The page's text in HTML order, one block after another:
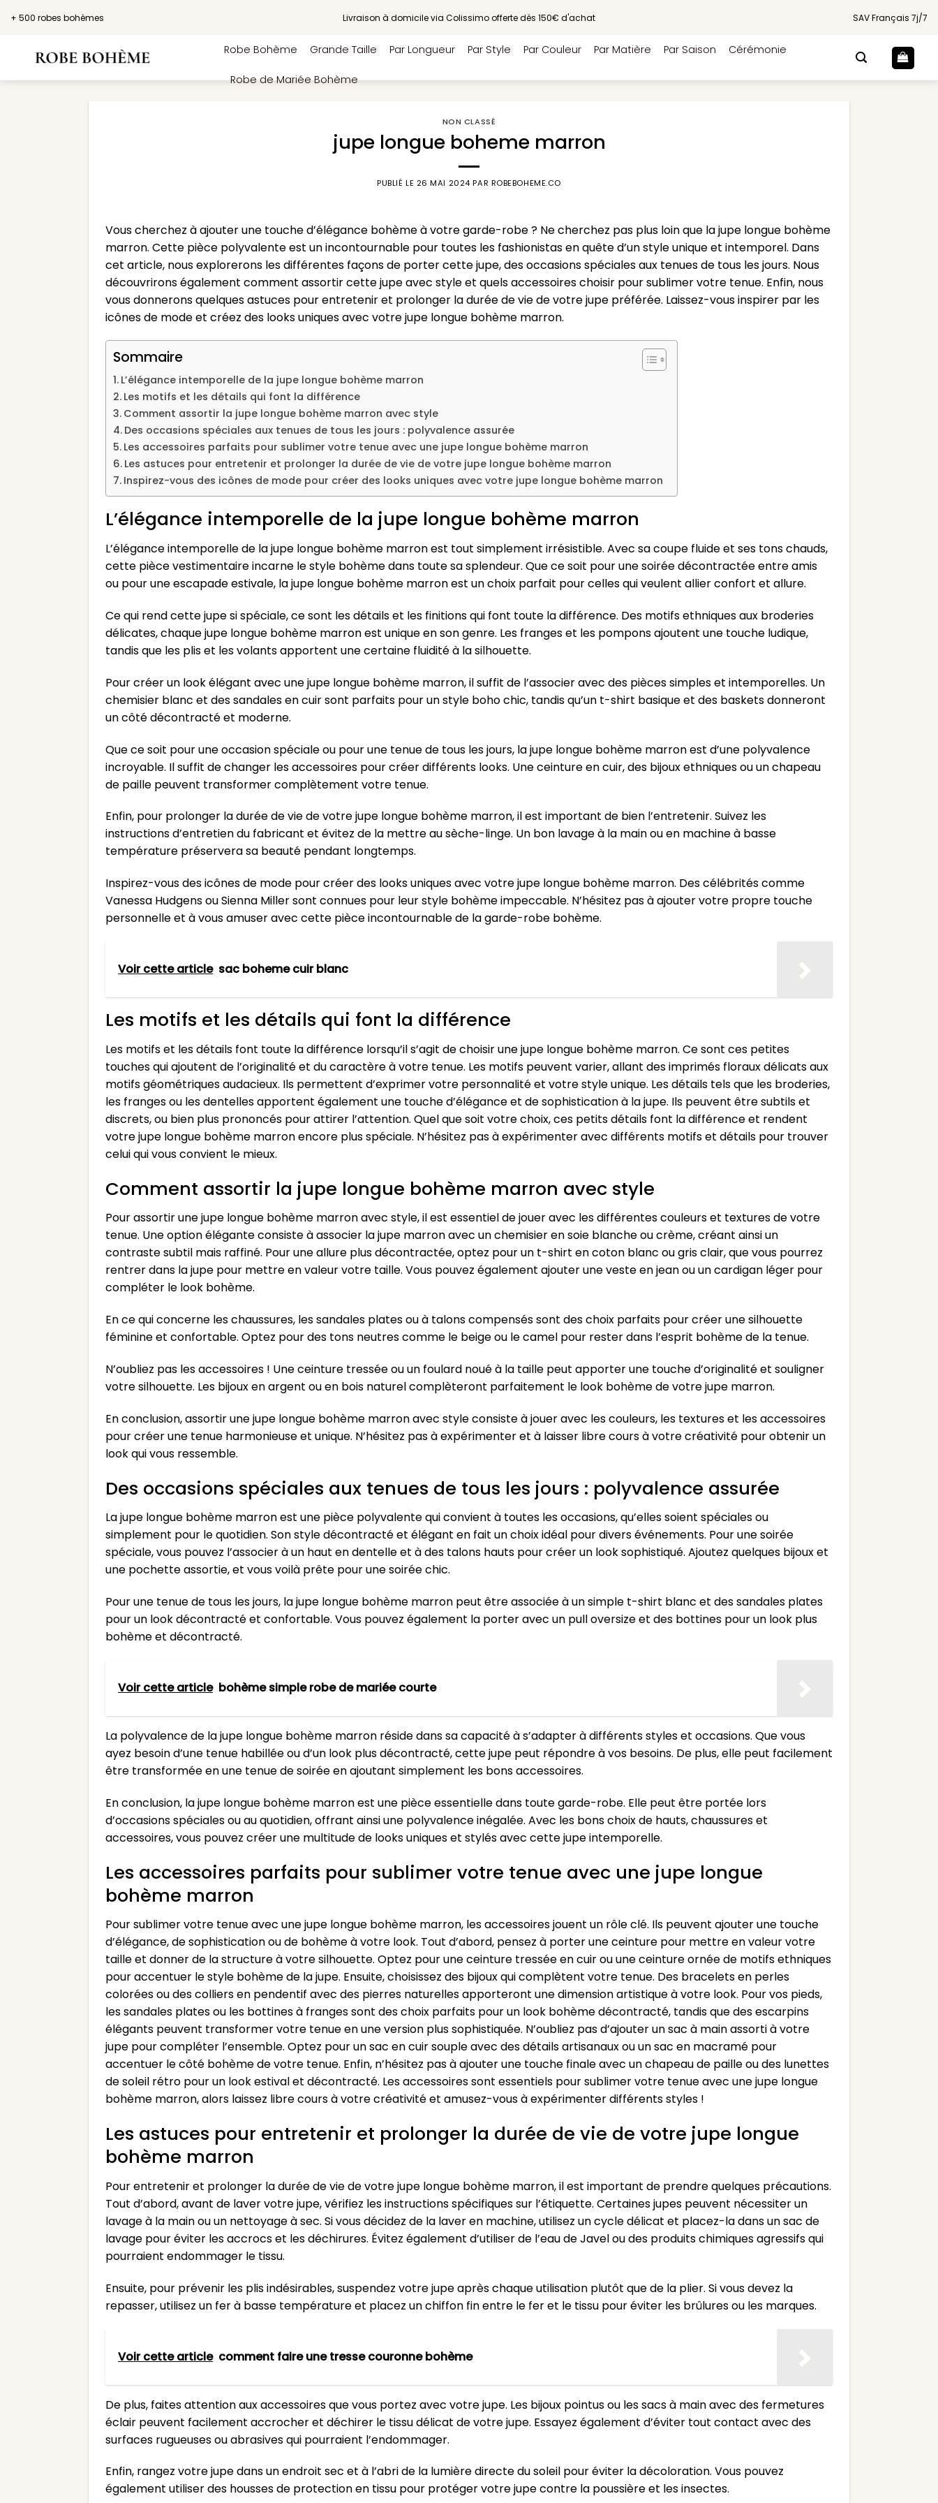
+ 500 robes bohèmes Livraison à domicile via Colissimo offerte dès 150€ d'achat SAV Français 7j/7
Robe Bohème Grande Taille Par Longueur Par Style Par Couleur Par Matière Par Saison Cérémonie
Robe de Mariée Bohème
NON CLASSÉ
jupe longue boheme marron
PUBLIÉ LE 26 MAI 2024 PAR ROBEBOHEME.CO
Vous cherchez à ajouter une touche d’élégance bohème à votre garde-robe ? Ne cherchez pas plus loin que la jupe longue bohème
marron. Cette pièce polyvalente est un incontournable pour toutes les fashionistas en quête d’un style unique et intemporel. Dans
cet article, nous explorerons les différentes façons de porter cette jupe, des occasions spéciales aux tenues de tous les jours. Nous
découvrirons également comment assortir cette jupe avec style et quels accessoires choisir pour sublimer votre tenue. Enfin, nous
vous donnerons quelques astuces pour entretenir et prolonger la durée de vie de votre jupe préférée. Laissez-vous inspirer par les
icônes de mode et créez des looks uniques avec votre jupe longue bohème marron.
Sommaire
L’élégance intemporelle de la jupe longue bohème marron
Les motifs et les détails qui font la différence
Comment assortir la jupe longue bohème marron avec style
Des occasions spéciales aux tenues de tous les jours : polyvalence assurée
Les accessoires parfaits pour sublimer votre tenue avec une jupe longue bohème marron
Les astuces pour entretenir et prolonger la durée de vie de votre jupe longue bohème marron
Inspirez-vous des icônes de mode pour créer des looks uniques avec votre jupe longue bohème marron
L’élégance intemporelle de la jupe longue bohème marron
L’élégance intemporelle de la jupe longue bohème marron est tout simplement irrésistible. Avec sa coupe fluide et ses tons chauds,
cette pièce vestimentaire incarne le style bohème dans toute sa splendeur. Que ce soit pour une soirée décontractée entre amis
ou pour une escapade estivale, la jupe longue bohème marron est un choix parfait pour celles qui veulent allier confort et allure.
Ce qui rend cette jupe si spéciale, ce sont les détails et les finitions qui font toute la différence. Des motifs ethniques aux broderies
délicates, chaque jupe longue bohème marron est unique en son genre. Les franges et les pompons ajoutent une touche ludique,
tandis que les plis et les volants apportent une certaine fluidité à la silhouette.
Pour créer un look élégant avec une jupe longue bohème marron, il suffit de l’associer avec des pièces simples et intemporelles. Un
chemisier blanc et des sandales en cuir sont parfaits pour un style boho chic, tandis qu’un t-shirt basique et des baskets donneront
un côté décontracté et moderne.
Que ce soit pour une occasion spéciale ou pour une tenue de tous les jours, la jupe longue bohème marron est d’une polyvalence
incroyable. Il suffit de changer les accessoires pour créer différents looks. Une ceinture en cuir, des bijoux ethniques ou un chapeau
de paille peuvent transformer complètement votre tenue.
Enfin, pour prolonger la durée de vie de votre jupe longue bohème marron, il est important de bien l’entretenir. Suivez les
instructions d’entretien du fabricant et évitez de la mettre au sèche-linge. Un bon lavage à la main ou en machine à basse
température préservera sa beauté pendant longtemps.
Inspirez-vous des icônes de mode pour créer des looks uniques avec votre jupe longue bohème marron. Des célébrités comme
Vanessa Hudgens ou Sienna Miller sont connues pour leur style bohème impeccable. N’hésitez pas à ajouter votre propre touche
personnelle et à vous amuser avec cette pièce incontournable de la garde-robe bohème.
Voir cette article sac boheme cuir blanc
Les motifs et les détails qui font la différence
Les motifs et les détails font toute la différence lorsqu’il s’agit de choisir une jupe longue bohème marron. Ce sont ces petites
touches qui ajoutent de l’originalité et du caractère à votre tenue. Les motifs peuvent varier, allant des imprimés floraux délicats aux
motifs géométriques audacieux. Ils permettent d’exprimer votre personnalité et votre style unique. Les détails tels que les broderies,
les franges ou les dentelles apportent également une touche d’élégance et de sophistication à la jupe. Ils peuvent être subtils et
discrets, ou bien plus prononcés pour attirer l’attention. Quel que soit votre choix, ces petits détails font la différence et rendent
votre jupe longue bohème marron encore plus spéciale. N’hésitez pas à expérimenter avec différents motifs et détails pour trouver
celui qui vous convient le mieux.
Comment assortir la jupe longue bohème marron avec style
Pour assortir une jupe longue bohème marron avec style, il est essentiel de jouer avec les différentes couleurs et textures de votre
tenue. Une option élégante consiste à associer la jupe marron avec un chemisier en soie blanche ou crème, créant ainsi un
contraste subtil mais raffiné. Pour une allure plus décontractée, optez pour un t-shirt en coton blanc ou gris clair, que vous pourrez
rentrer dans la jupe pour mettre en valeur votre taille. Vous pouvez également ajouter une veste en jean ou un cardigan léger pour
compléter le look bohème.
En ce qui concerne les chaussures, les sandales plates ou à talons compensés sont des choix parfaits pour créer une silhouette
féminine et confortable. Optez pour des tons neutres comme le beige ou le camel pour rester dans l’esprit bohème de la tenue.
N’oubliez pas les accessoires ! Une ceinture tressée ou un foulard noué à la taille peut apporter une touche d’originalité et souligner
votre silhouette. Les bijoux en argent ou en bois naturel complèteront parfaitement le look bohème de votre jupe marron.
En conclusion, assortir une jupe longue bohème marron avec style consiste à jouer avec les couleurs, les textures et les accessoires
pour créer une tenue harmonieuse et unique. N’hésitez pas à expérimenter et à laisser libre cours à votre créativité pour obtenir un
look qui vous ressemble.
Des occasions spéciales aux tenues de tous les jours : polyvalence assurée
La jupe longue bohème marron est une pièce polyvalente qui convient à toutes les occasions, qu’elles soient spéciales ou
simplement pour le quotidien. Son style décontracté et élégant en fait un choix idéal pour divers événements. Pour une soirée
spéciale, vous pouvez l’associer à un haut en dentelle et à des talons hauts pour créer un look sophistiqué. Ajoutez quelques bijoux et
une pochette assortie, et vous voilà prête pour une soirée chic.
Pour une tenue de tous les jours, la jupe longue bohème marron peut être associée à un simple t-shirt blanc et des sandales plates
pour un look décontracté et confortable. Vous pouvez également la porter avec un pull oversize et des bottines pour un look plus
bohème et décontracté.
Voir cette article bohème simple robe de mariée courte
La polyvalence de la jupe longue bohème marron réside dans sa capacité à s’adapter à différents styles et occasions. Que vous
ayez besoin d’une tenue habillée ou d’un look plus décontracté, cette jupe peut répondre à vos besoins. De plus, elle peut facilement
être transformée en une tenue de soirée en ajoutant simplement les bons accessoires.
En conclusion, la jupe longue bohème marron est une pièce essentielle dans toute garde-robe. Elle peut être portée lors
d’occasions spéciales ou au quotidien, offrant ainsi une polyvalence inégalée. Avec les bons choix de hauts, chaussures et
accessoires, vous pouvez créer une multitude de looks uniques et stylés avec cette jupe intemporelle.
Les accessoires parfaits pour sublimer votre tenue avec une jupe longue
bohème marron
Pour sublimer votre tenue avec une jupe longue bohème marron, les accessoires jouent un rôle clé. Ils peuvent ajouter une touche
d’élégance, de sophistication ou de bohème à votre look. Tout d’abord, pensez à porter une ceinture pour mettre en valeur votre
taille et donner de la structure à votre silhouette. Optez pour une ceinture tressée en cuir ou une ceinture ornée de motifs ethniques
pour accentuer le style bohème de la jupe. Ensuite, choisissez des bijoux qui complètent votre tenue. Des bracelets en perles
colorées ou des colliers en pendentif avec des pierres naturelles apporteront une dimension artistique à votre look. Pour vos pieds,
les sandales plates ou les bottines à franges sont des choix parfaits pour un look bohème décontracté, tandis que des escarpins
élégants peuvent transformer votre tenue en une version plus sophistiquée. N’oubliez pas d’ajouter un sac à main assorti à votre
jupe pour compléter l’ensemble. Optez pour un sac en cuir souple avec des détails artisanaux ou un sac en macramé pour
accentuer le côté bohème de votre tenue. Enfin, n’hésitez pas à ajouter une touche finale avec un chapeau de paille ou des lunettes
de soleil rétro pour un look estival et décontracté. Les accessoires sont essentiels pour sublimer votre tenue avec une jupe longue
bohème marron, alors laissez libre cours à votre créativité et amusez-vous à expérimenter différents styles !
Les astuces pour entretenir et prolonger la durée de vie de votre jupe longue
bohème marron
Pour entretenir et prolonger la durée de vie de votre jupe longue bohème marron, il est important de prendre quelques précautions.
Tout d’abord, avant de laver votre jupe, vérifiez les instructions spécifiques sur l’étiquette. Certaines jupes peuvent nécessiter un
lavage à la main ou un nettoyage à sec. Si vous décidez de la laver en machine, utilisez un cycle délicat et placez-la dans un sac de
lavage pour éviter les accrocs et les déchirures. Évitez également d’utiliser de l’eau de Javel ou des produits chimiques agressifs qui
pourraient endommager le tissu.
Ensuite, pour prévenir les plis indésirables, suspendez votre jupe après chaque utilisation plutôt que de la plier. Si vous devez la
repasser, utilisez un fer à basse température et placez un chiffon fin entre le fer et le tissu pour éviter les brûlures ou les marques.
Voir cette article comment faire une tresse couronne bohème
De plus, faites attention aux accessoires que vous portez avec votre jupe. Les bijoux pointus ou les sacs à main avec des fermetures
éclair peuvent facilement accrocher et déchirer le tissu délicat de votre jupe. Essayez également d’éviter tout contact avec des
surfaces rugueuses ou abrasives qui pourraient l’endommager.
Enfin, rangez votre jupe dans un endroit sec et à l’abri de la lumière directe du soleil pour éviter la décoloration. Vous pouvez
également utiliser des housses de protection en tissu pour protéger votre jupe contre la poussière et les insectes.